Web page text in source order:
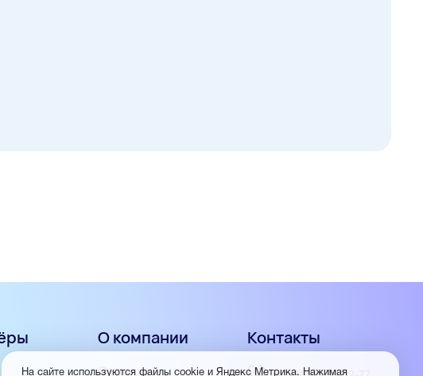
О компании
О нас
Контакты
На сайте используются файлы cookie и Яндекс Метрика. Нажимая